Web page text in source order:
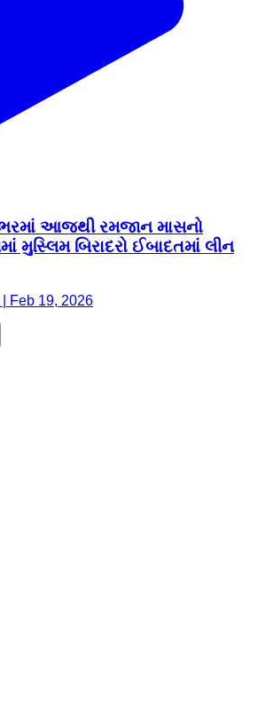
આજથી રમજાન માસનો
મુસ્લિમ બિરાદરો ઈબાદતમાં લીન
Feb 19, 2026